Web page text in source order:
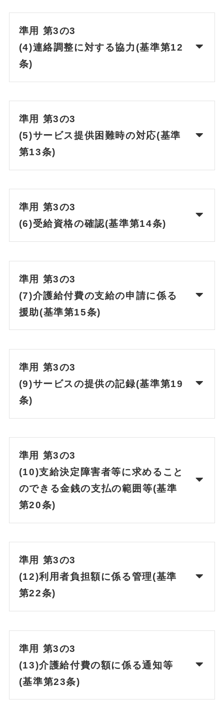
準用 第3の3
(4)連絡調整に対する協力(基準第12
条)
準用 第3の3
(5)サービス提供困難時の対応(基準
第13条)
準用 第3の3
(6)受給資格の確認(基準第14条)
準用 第3の3
(7)介護給付費の支給の申請に係る
援助(基準第15条)
準用 第3の3
(9)サービスの提供の記録(基準第19
条)
準用 第3の3
(10)支給決定障害者等に求めること
のできる金銭の支払の範囲等(基準
第20条)
準用 第3の3
(12)利用者負担額に係る管理(基準
第22条)
準用 第3の3
(13)介護給付費の額に係る通知等
(基準第23条)